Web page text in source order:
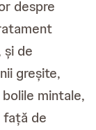
despre
de
greșite,
mintale,
față de